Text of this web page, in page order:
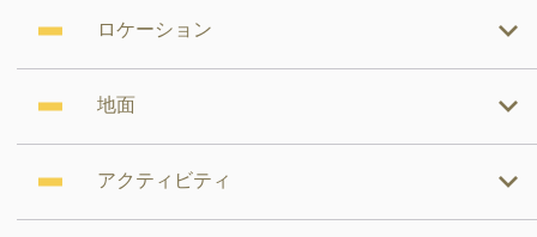
ロケーション
地面
アクティビティ